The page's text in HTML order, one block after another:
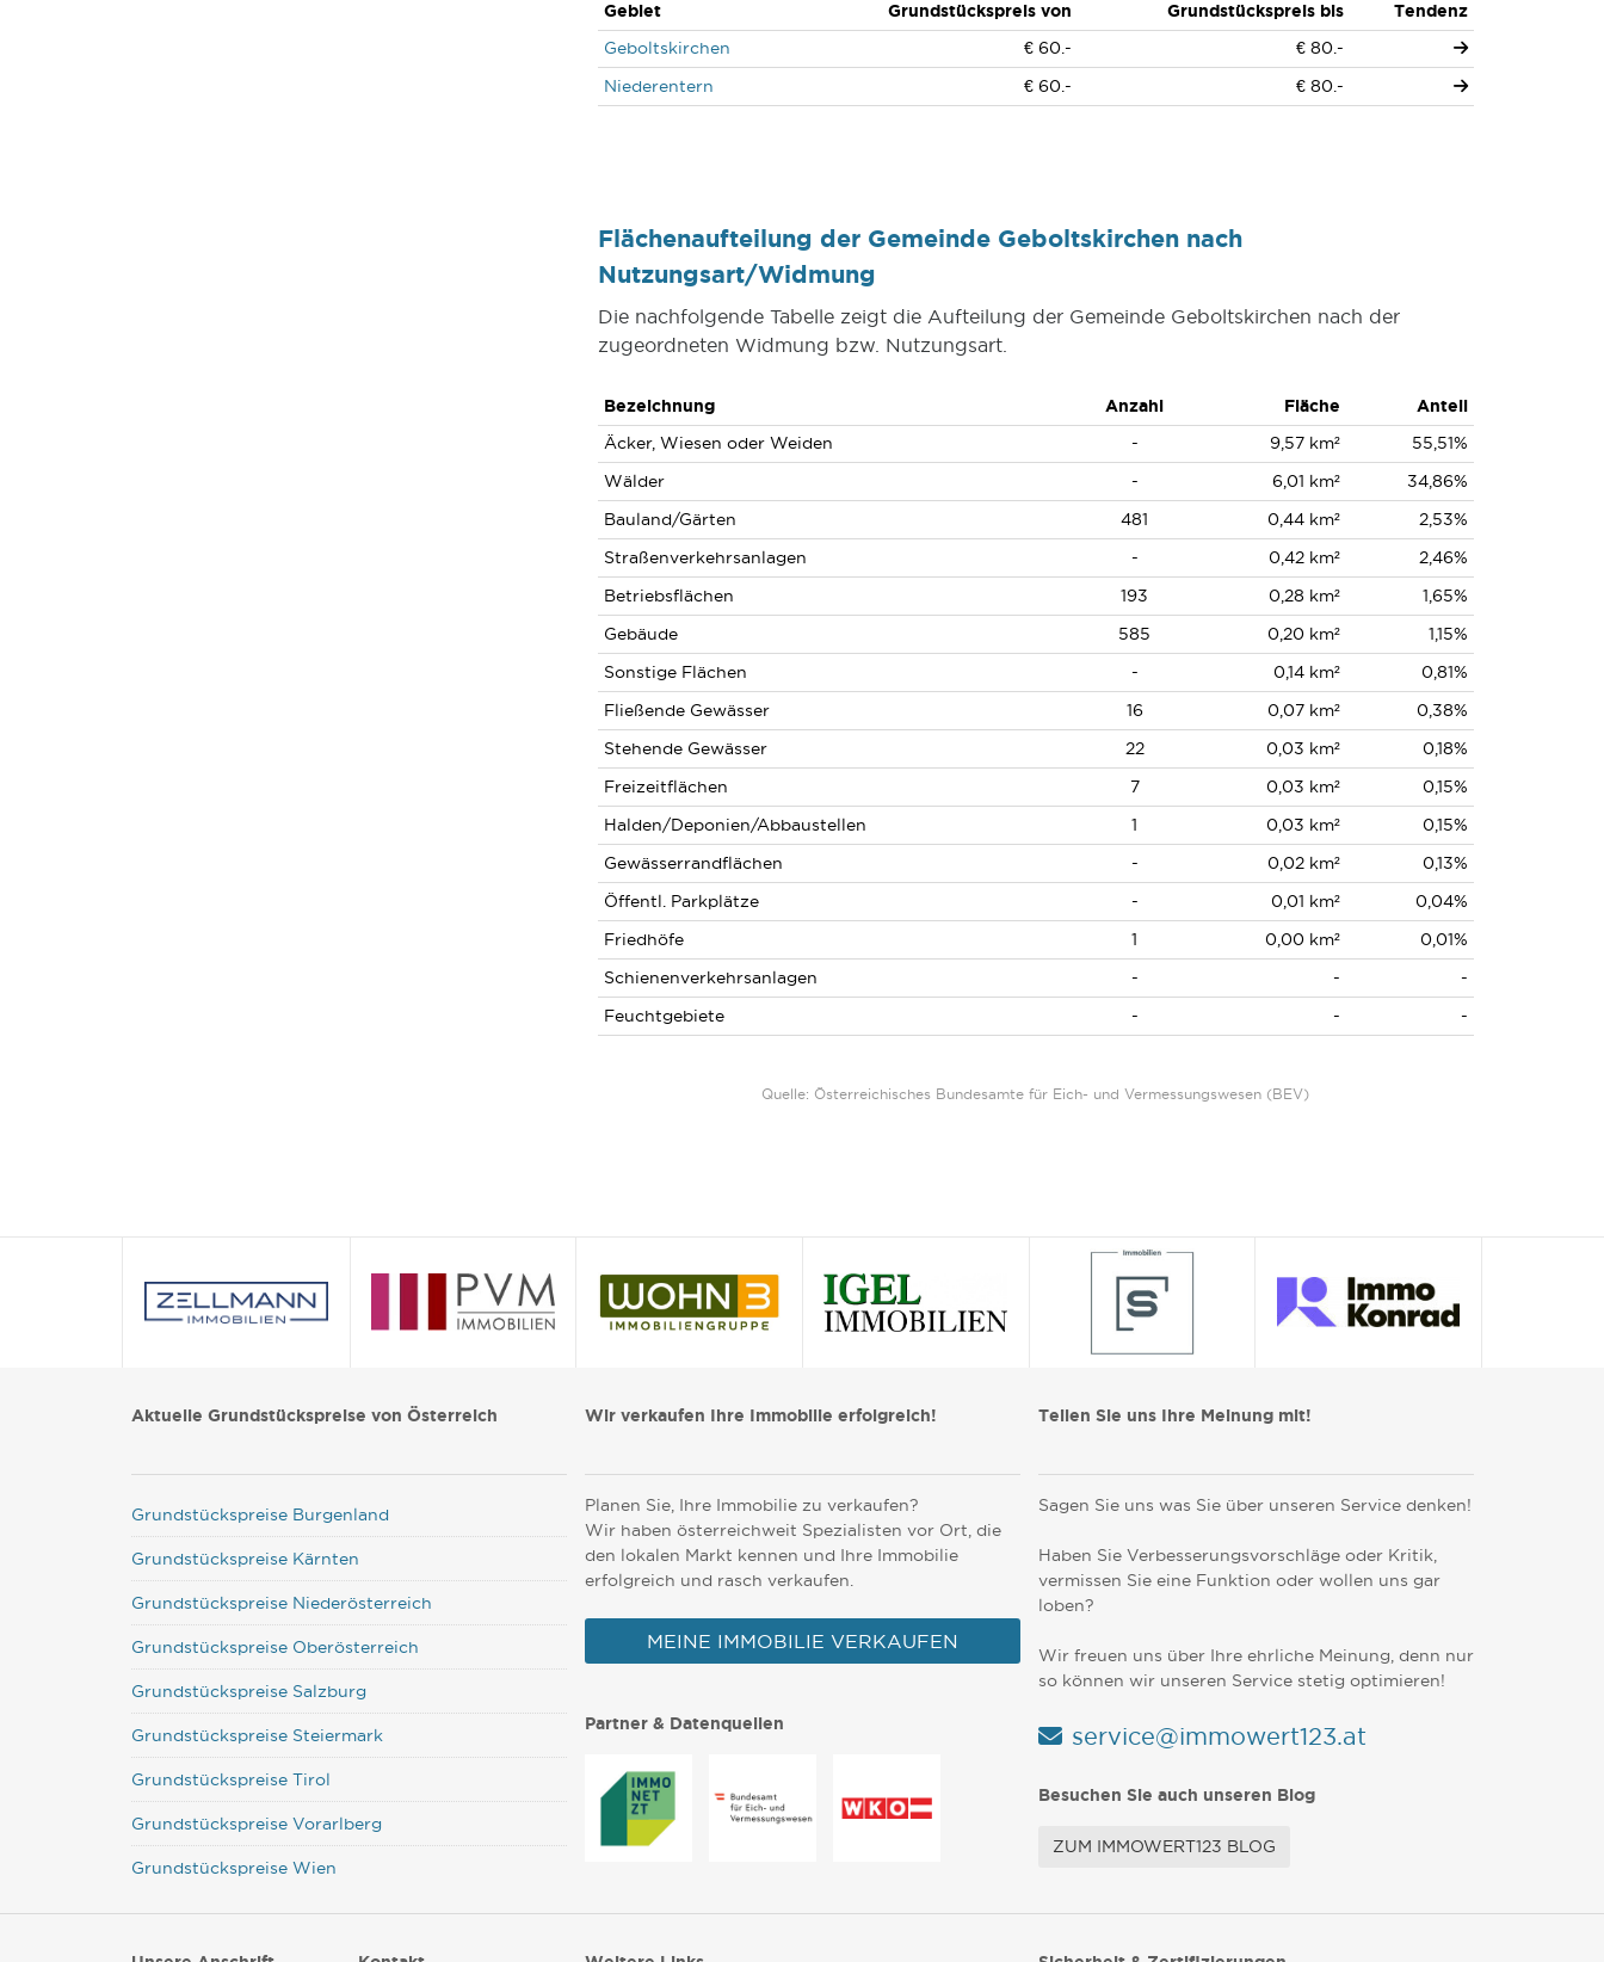
Gebiet Grundstückspreis von Grundstückspreis bis
Tendenz
Geboltskirchen
€ 60.-
€ 80.-
Niederentern
€ 60.- € 80.-
Flächenaufteilung der Gemeinde Geboltskirchen nach
Nutzungsart/Widmung
Die nachfolgende Tabelle zeigt die Aufteilung der Gemeinde Geboltskirchen nach der
zugeordneten Widmung bzw. Nutzungsart.
Bezeichnung Anzahl Fläche
Anteil
Äcker, Wiesen oder Weiden
- 9,57 km²
55,51%
Wälder
- 6,01 km²
34,86%
Bauland/Gärten
481 0,44 km²
2,53%
Straßenverkehrsanlagen
- 0,42 km²
2,46%
Betriebsflächen
193 0,28 km²
1,65%
Gebäude
585 0,20 km²
1,15%
Sonstige Flächen
- 0,14 km²
0,81%
Fließende Gewässer
16 0,07 km²
0,38%
Stehende Gewässer
22 0,03 km²
0,18%
Freizeitflächen
7 0,03 km²
0,15%
Halden/Deponien/Abbaustellen
1 0,03 km²
0,15%
Gewässerrandflächen
- 0,02 km²
0,13%
Öffentl. Parkplätze
- 0,01 km²
0,04%
Friedhöfe
1 0,00 km²
0,01%
Schienenverkehrsanlagen
- -
-
Feuchtgebiete
- - -
Quelle: Österreichisches Bundesamte für Eich- und Vermessungswesen (BEV)
Aktuelle Grundstückspreise von Österreich
Grundstückspreise Burgenland
Grundstückspreise Kärnten
Grundstückspreise Niederösterreich
Grundstückspreise Oberösterreich
Grundstückspreise Salzburg
Grundstückspreise Steiermark
Grundstückspreise Tirol
Grundstückspreise Vorarlberg
Grundstückspreise Wien
Wir verkaufen Ihre Immobilie erfolgreich!
Planen Sie, Ihre Immobilie zu verkaufen?
Wir haben österreichweit Spezialisten vor Ort, die
den lokalen Markt kennen und Ihre Immobilie
erfolgreich und rasch verkaufen.
MEINE IMMOBILIE VERKAUFEN
Partner & Datenquellen
Teilen Sie uns Ihre Meinung mit!
Sagen Sie uns was Sie über unseren Service denken!
Haben Sie Verbesserungsvorschläge oder Kritik,
vermissen Sie eine Funktion oder wollen uns gar
loben?
Wir freuen uns über Ihre ehrliche Meinung, denn nur
so können wir unseren Service stetig optimieren!
service@immowert123.at
Besuchen Sie auch unseren Blog
ZUM IMMOWERT123 BLOG